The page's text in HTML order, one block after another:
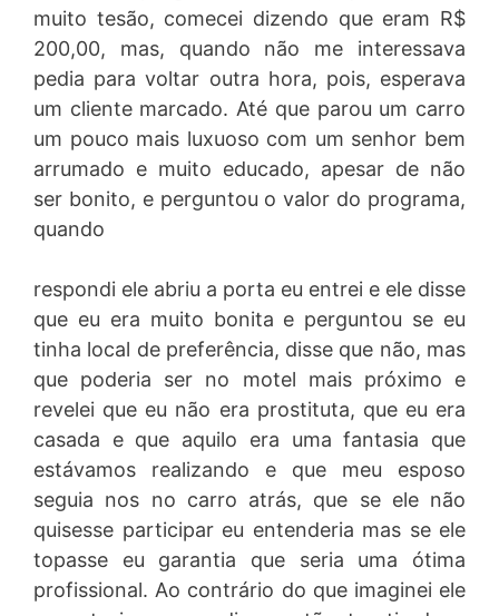
muito tesão, comecei dizendo que eram R$
200,00, mas, quando não me interessava
pedia para voltar outra hora, pois, esperava
um cliente marcado. Até que parou um carro
um pouco mais luxuoso com um senhor bem
arrumado e muito educado, apesar de não
ser bonito, e perguntou o valor do programa,
quando
respondi ele abriu a porta eu entrei e ele disse
que eu era muito bonita e perguntou se eu
tinha local de preferência, disse que não, mas
que poderia ser no motel mais próximo e
revelei que eu não era prostituta, que eu era
casada e que aquilo era uma fantasia que
estávamos realizando e que meu esposo
seguia nos no carro atrás, que se ele não
quisesse participar eu entenderia mas se ele
topasse eu garantia que seria uma ótima
profissional. Ao contrário do que imaginei ele